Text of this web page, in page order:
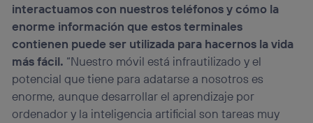
interactuamos con nuestros teléfonos y cómo la
enorme información que estos terminales
contienen puede ser utilizada para hacernos la vida
más fácil. “Nuestro móvil está infrautilizado y el
potencial que tiene para adatarse a nosotros es
enorme, aunque desarrollar el aprendizaje por
ordenador y la inteligencia artificial son tareas muy